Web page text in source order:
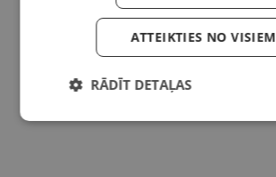
ATTEIKTIES NO VISIEM
RĀDĪT DETAĻAS